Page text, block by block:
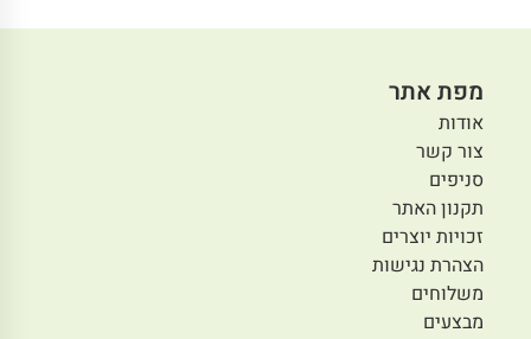
מפת אתר
אודות
צור קשר
סניפים
תקנון האתר
זכויות יוצרים
הצהרת נגישות
משלוחים
מבצעים